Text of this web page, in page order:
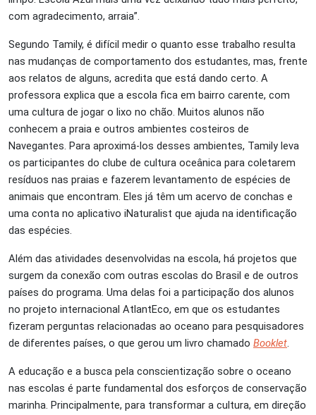
com agradecimento, arraia”.
Segundo Tamily, é difícil medir o quanto esse trabalho resulta
nas mudanças de comportamento dos estudantes, mas, frente
aos relatos de alguns, acredita que está dando certo. A
professora explica que a escola fica em bairro carente, com
uma cultura de jogar o lixo no chão. Muitos alunos não
conhecem a praia e outros ambientes costeiros de
Navegantes. Para aproximá-los desses ambientes, Tamily leva
os participantes do clube de cultura oceânica para coletarem
resíduos nas praias e fazerem levantamento de espécies de
animais que encontram. Eles já têm um acervo de conchas e
uma conta no aplicativo iNaturalist que ajuda na identificação
das espécies.
Além das atividades desenvolvidas na escola, há projetos que
surgem da conexão com outras escolas do Brasil e de outros
países do programa. Uma delas foi a participação dos alunos
no projeto internacional AtlantEco, em que os estudantes
fizeram perguntas relacionadas ao oceano para pesquisadores
de diferentes países, o que gerou um livro chamado Booklet.
A educação e a busca pela conscientização sobre o oceano
nas escolas é parte fundamental dos esforços de conservação
marinha. Principalmente, para transformar a cultura, em direção